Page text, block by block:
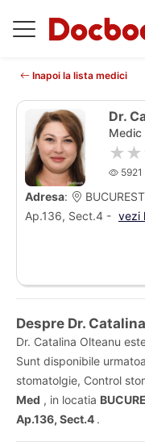
Inapoi la lista medici
Dr.
Medic
Adresa:
Ap.136, Sect.4 - vezi
Despre Dr.
Dr. Catalina Olteanu
Sunt disponibile
stomatolgie, Control
Med , in locatia
Ap.136, Sect.4 .